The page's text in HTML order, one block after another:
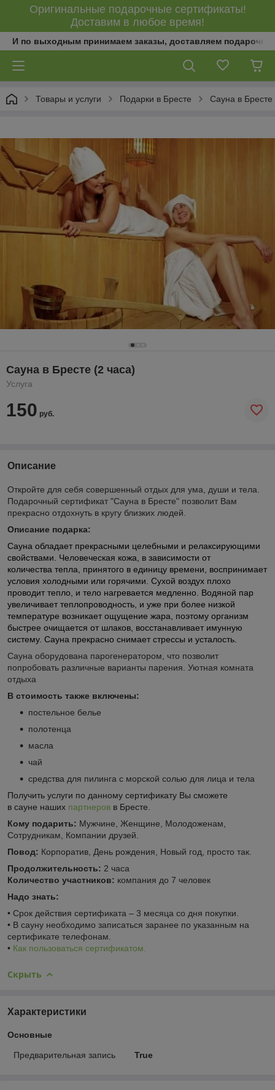
Оригинальные подарочные сертификаты!
Доставим в любое время!
И по выходным принимаем заказы, доставляем
Товары и услуги Подарки в Бресте Сауна в Бресте
Сауна в Бресте (2 часа)
Услуга
150 руб.
Описание
Откройте для себя совершенный отдых для ума, души и тела.
Подарочный сертификат "Сауна в Бресте" позволит Вам
прекрасно отдохнуть в кругу близких людей.
Описание подарка:
Сауна обладает прекрасными целебными и релаксирующими
свойствами. Человеческая кожа, в зависимости от
количества тепла, принятого в единицу времени, воспринимает
условия холодными или горячими. Сухой воздух плохо
проводит тепло, и тело нагревается медленно. Водяной пар
увеличивает теплопроводность, и уже при более низкой
температуре возникает ощущение жара, поэтому организм
быстрее очищается от шлаков, восстанавливает имунную
систему. Сауна прекрасно снимает стрессы и усталость.
Сауна оборудована парогенератором, что позволит
попробовать различные варианты парения. Уютная комната
отдыха
В стоимость также включены:
постельное белье
полотенца
масла
чай
средства для пилинга с морской солью для лица и тела
Получить услуги по данному сертификату Вы сможете
в сауне наших партнеров в Бресте.
Кому подарить: Мужчине, Женщине, Молодоженам,
Сотрудникам, Компании друзей.
Повод: Корпоратив, День рождения, Новый год, просто так.
Продолжительность: 2 часа
Количество участников: компания до 7 человек
Надо знать:
• Срок действия сертификата – 3 месяца со дня покупки.
• В сауну необходимо записаться заранее по указанным на
сертификате телефонам.
• Как пользоваться сертификатом.
Скрыть
Характеристики
Основные
Предварительная запись True